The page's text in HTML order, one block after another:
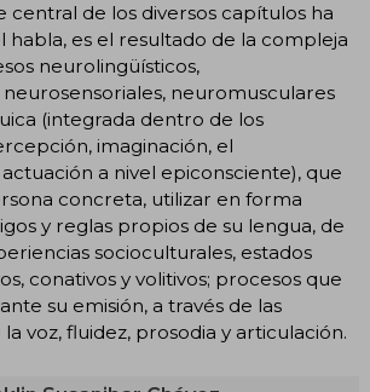
central de los diversos capítulos ha
habla, es el resultado de la compleja
neurolingüísticos,
neuromusculares
(integrada dentro de los
imaginación, el
a nivel epiconsciente), que
concreta, utilizar en forma
y reglas propios de su lengua, de
socioculturales, estados
conativos y volitivos; procesos que
su emisión, a través de las
voz, fluidez, prosodia y articulación.